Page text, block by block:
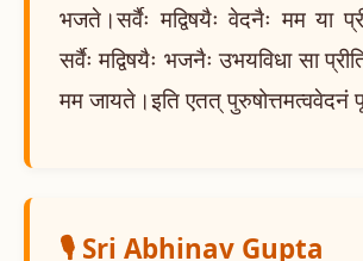
भजते।सर्वैः मद्विषयैः वेदनैः मम या
सर्वैः मद्विषयैः भजनैः उभयविधा सा
मम जायते।इति एतत् पुरुषोत्तमत्ववेदनं
🎙️ Sri Abhinav Gupta